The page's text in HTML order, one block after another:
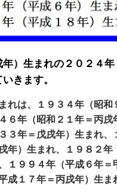
）生まれの２０２４年
きます。
れは、１９３４年（昭和
６年（昭和２１年＝丙戌
３年＝戊戌年）生まれ、
年）生まれ、１９８２年
１９９４年（平成６年＝
成１７年＝丙戌年）生ま